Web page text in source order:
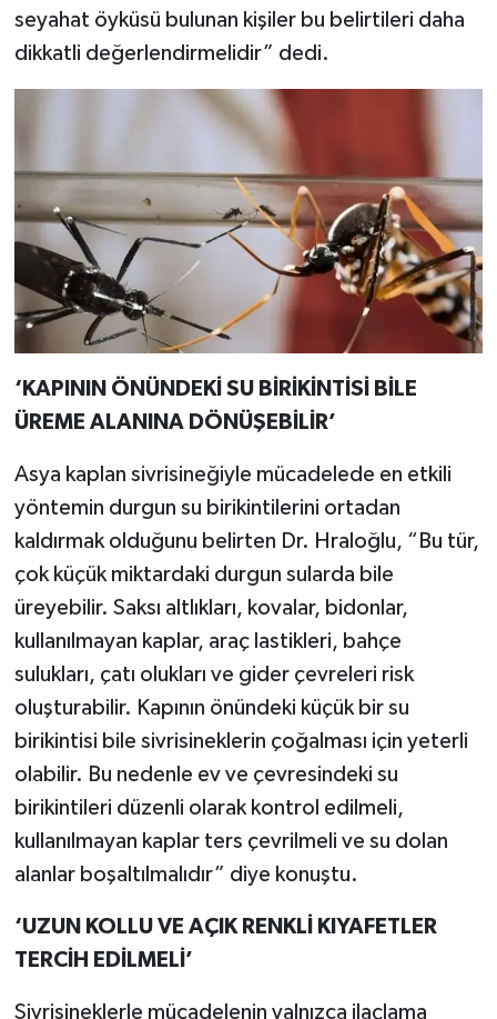
seyahat öyküsü bulunan kişiler bu belirtileri daha
dikkatli değerlendirmelidir” dedi.
‘KAPININ ÖNÜNDEKİ SU BİRİKİNTİSİ BİLE
ÜREME ALANINA DÖNÜŞEBİLİR’
Asya kaplan sivrisineğiyle mücadelede en etkili
yöntemin durgun su birikintilerini ortadan
kaldırmak olduğunu belirten Dr. Hraloğlu, “Bu tür,
çok küçük miktardaki durgun sularda bile
üreyebilir. Saksı altlıkları, kovalar, bidonlar,
kullanılmayan kaplar, araç lastikleri, bahçe
sulukları, çatı olukları ve gider çevreleri risk
oluşturabilir. Kapının önündeki küçük bir su
birikintisi bile sivrisineklerin çoğalması için yeterli
olabilir. Bu nedenle ev ve çevresindeki su
birikintileri düzenli olarak kontrol edilmeli,
kullanılmayan kaplar ters çevrilmeli ve su dolan
alanlar boşaltılmalıdır” diye konuştu.
‘UZUN KOLLU VE AÇIK RENKLİ KIYAFETLER
TERCİH EDİLMELİ’
Sivrisineklerle mücadelenin yalnızca ilaçlama